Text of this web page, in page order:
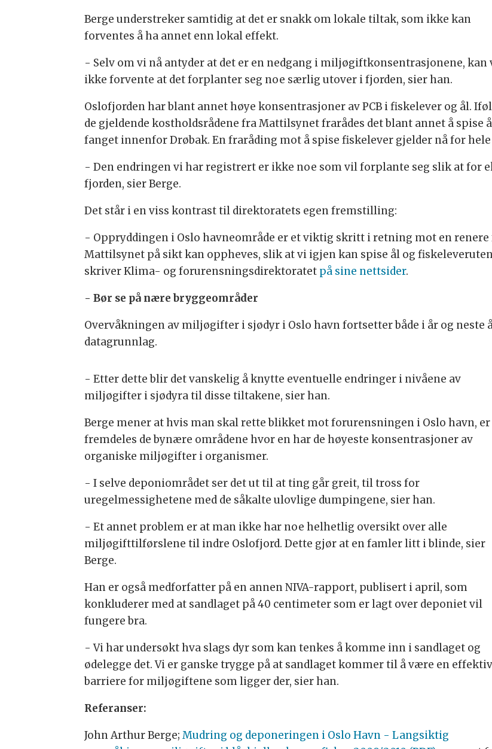
Berge understreker samtidig at det er snakk om lokale tiltak, som ikke kan
forventes å ha annet enn lokal effekt.
- Selv om vi nå antyder at det er en nedgang i miljøgiftkonsentrasjonene, kan
ikke forvente at det forplanter seg noe særlig utover i fjorden, sier han.
Oslofjorden har blant annet høye konsentrasjoner av PCB i fiskelever og ål.
de gjeldende kostholdsrådene fra Mattilsynet frarådes det blant annet å spise
fanget innenfor Drøbak. En fraråding mot å spise fiskelever gjelder nå for
- Den endringen vi har registrert er ikke noe som vil forplante seg slik at for
fjorden, sier Berge.
Det står i en viss kontrast til direktoratets egen fremstilling:
- Oppryddingen i Oslo havneområde er et viktig skritt i retning mot en
Mattilsynet på sikt kan oppheves, slik at vi igjen kan spise ål og
skriver Klima- og forurensningsdirektoratet på sine nettsider.
- Bør se på nære bryggeområder
Overvåkningen av miljøgifter i sjødyr i Oslo havn fortsetter både i år og neste
datagrunnlag.
- Etter dette blir det vanskelig å knytte eventuelle endringer i nivåene av
miljøgifter i sjødyra til disse tiltakene, sier han.
Berge mener at hvis man skal rette blikket mot forurensningen i Oslo havn, er
fremdeles de bynære områdene hvor en har de høyeste konsentrasjoner av
organiske miljøgifter i organismer.
- I selve deponiområdet ser det ut til at ting går greit, til tross for
uregelmessighetene med de såkalte ulovlige dumpingene, sier han.
- Et annet problem er at man ikke har noe helhetlig oversikt over alle
miljøgifttilførslene til indre Oslofjord. Dette gjør at en famler litt i blinde, sier
Berge.
Han er også medforfatter på en annen NIVA-rapport, publisert i april, som
konkluderer med at sandlaget på 40 centimeter som er lagt over deponiet vil
fungere bra.
- Vi har undersøkt hva slags dyr som kan tenkes å komme inn i sandlaget og
ødelegge det. Vi er ganske trygge på at sandlaget kommer til å være en effektiv
barriere for miljøgiftene som ligger der, sier han.
Referanser:
John Arthur Berge; Mudring og deponeringen i Oslo Havn - Langsiktig